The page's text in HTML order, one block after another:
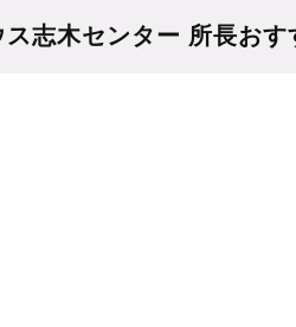
志木センター 所長おす